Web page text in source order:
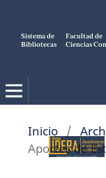
Sistema de
Bibliotecas
Facultad de
Ciencias
Inicio /
Aportes de